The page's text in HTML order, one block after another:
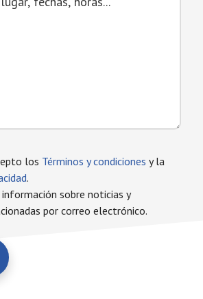
los Términos y condiciones y la
.
información sobre noticias y
por correo electrónico.